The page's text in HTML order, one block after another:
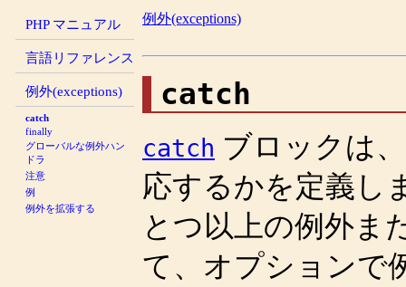
PHP マニュアル
言語リファレンス
例外(exceptions)
catch
finally
グローバルな例外ハン
ドラ
注意
例
例外を拡張する
例外(exceptions)
catch
catch ブロックは
応するかを定義し
とつ以上の例外ま
て、オプションで